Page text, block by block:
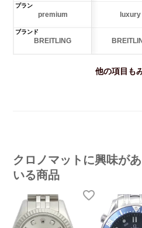
プラン
premium luxury
ブランド
BREITLING
他の項目も
クロノマットに興味が
いる商品